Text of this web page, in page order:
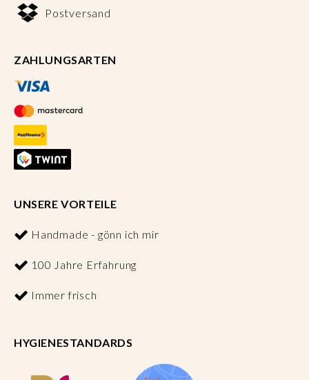
Postversand
ZAHLUNGSARTEN
UNSERE VORTEILE
Handmade - gönn ich mir
100 Jahre Erfahrung
Immer frisch
HYGIENESTANDARDS